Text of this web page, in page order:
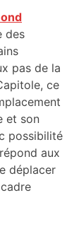
des
pas de la
ce
et son
possibilité
aux
déplacer